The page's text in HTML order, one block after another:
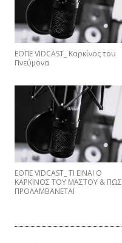
ΕΟΠΕ VIDCAST_ Καρκίνος του
Πνεύμονα
EΟΠΕ VIDCAST_ ΤΙ ΕΙΝΑΙ Ο
ΚΑΡΚΙΝΟΣ ΤΟΥ ΜΑΣΤΟΥ & ΠΩΣ
ΠΡΟΛΑΜΒΑNETAI